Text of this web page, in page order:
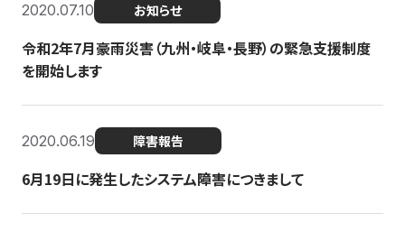
2020.07.10 お知らせ
令和2年7月豪雨災害（九州・岐阜・長野）の緊急支援制度
を開始します
2020.06.19 障害報告
6月19日に発生したシステム障害につきまして